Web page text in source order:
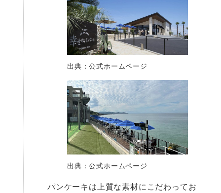
出典：公式ホームページ
出典：公式ホームページ
パンケーキは上質な素材にこだわってお